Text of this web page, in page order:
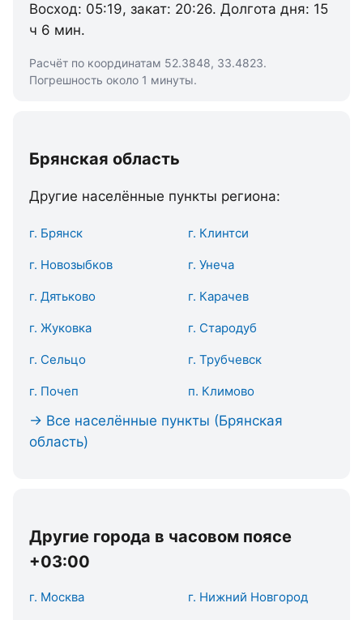
Восход: 05:19, закат: 20:26. Долгота дня: 15
ч 6 мин.
Расчёт по координатам 52.3848, 33.4823.
Погрешность около 1 минуты.
Брянская область
Другие населённые пункты региона:
г. Брянск г. Клинтси
г. Новозыбков г. Унеча
г. Дятьково г. Карачев
г. Жуковка г. Стародуб
г. Сельцо г. Трубчевск
г. Почеп п. Климово
→ Все населённые пункты (Брянская
область)
Другие города в часовом поясе
+03:00
г. Москва г. Нижний Новгород